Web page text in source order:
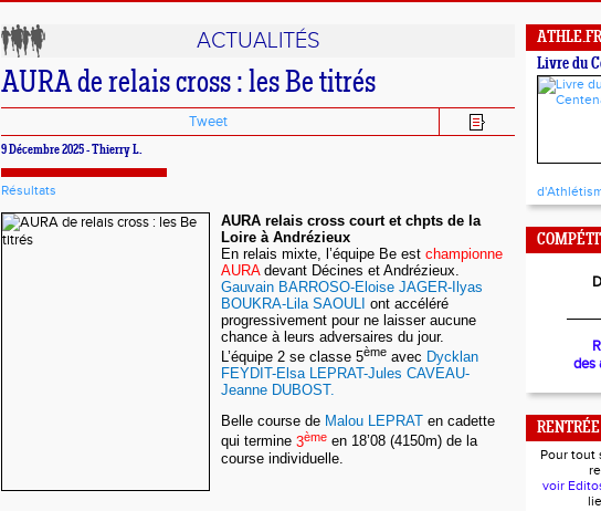
ACTUALITÉS
AURA de relais cross : les Be titrés
Tweet
9 Décembre 2025 - Thierry L.
Résultats
AURA relais cross court et chpts de la
Loire à Andrézieux
En relais mixte, l’équipe Be est championne
AURAdevant Décines et Andrézieux.
Gauvain BARROSO-Eloise JAGER-Ilyas
BOUKRA-Lila SAOULI ont accéléré
progressivement pour ne laisser aucune
chance à leurs adversaires du jour.
L’équipe 2 se classe 5ème avec Dycklan
FEYDIT-Elsa LEPRAT-Jules CAVEAU-
Jeanne DUBOST.
Belle course de Malou LEPRAT en cadette
qui termine 3ème en 18’08 (4150m) de la
course individuelle.
ATHLE.FR
Livre du
des
Pour tout
voir